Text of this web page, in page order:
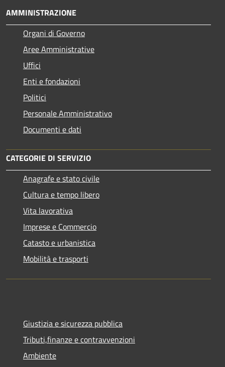
AMMINISTRAZIONE
Organi di Governo
Aree Amministrative
Uffici
Enti e fondazioni
Politici
Personale Amministrativo
Documenti e dati
CATEGORIE DI SERVIZIO
Anagrafe e stato civile
Cultura e tempo libero
Vita lavorativa
Imprese e Commercio
Catasto e urbanistica
Mobilità e trasporti
Giustizia e sicurezza pubblica
Tributi,finanze e contravvenzioni
Ambiente